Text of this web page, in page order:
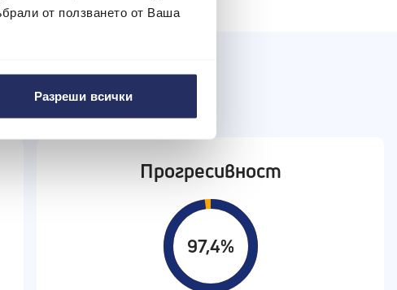
от ползването от Ваша
Разреши всички
Прогресивност
97,4%